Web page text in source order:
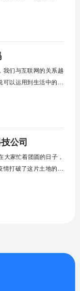
公司有什么区别呢？
我们与互联网的关系越
可以运用到生活中的方
生活带来了极大的便
”，那么上海网络科技公
公司
大家忙着团圆的日子，
情打破了这片土地的安
公司却绝地重生，在
技公司将拥有更加稳定
及广阔的市场发展空
业者不想抓住这个处于